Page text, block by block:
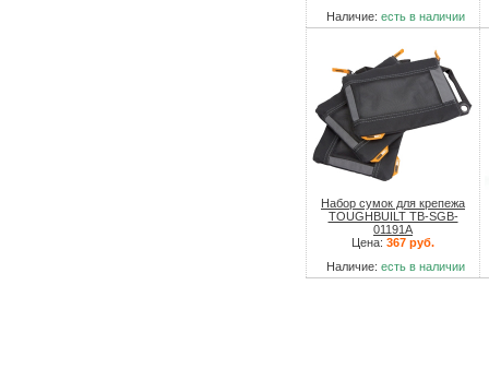
Наличие: есть в наличии
Набор сумок для крепежа
TOUGHBUILT TB-SGB-
01191A
Цена: 367 руб.
Наличие: есть в наличии